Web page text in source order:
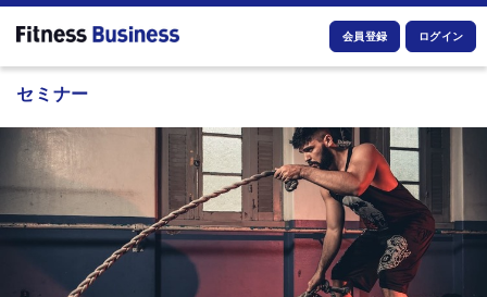
会員登録 ログイン
セミナー